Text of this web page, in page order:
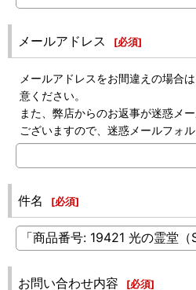
メールアドレス [必須]
メールアドレスをお間違えの場合
意ください。
また、弊店からのお返事が迷惑メ
ございますので、迷惑メールフォ
件名 [必須]
お問い合わせ内容 [必須]